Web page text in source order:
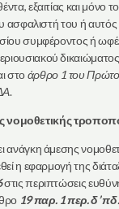
εξαιτίας και μόνο
ασφαλιστή του ή
συμφέροντος ή
δικαιώματος
στοάρθρο 1 του
.
ανάγκη άμεσης
η εφαρμογή της
στις περιπτώσεις
19 παρ. 1 περ. δ’